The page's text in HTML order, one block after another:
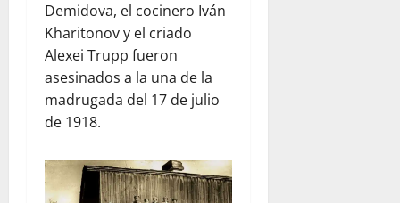
Demidova, el cocinero Iván
Kharitonov y el criado
Alexei Trupp fueron
asesinados a la una de la
madrugada del 17 de julio
de 1918.